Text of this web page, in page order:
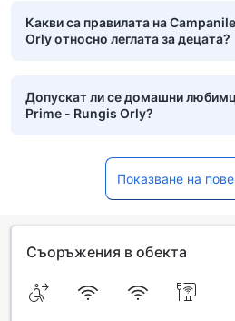
Какви са правилата на
Orly относно леглата за децата?
Допускат ли се домашни
Prime - Rungis Orly?
Показване на
Съоръжения в обекта